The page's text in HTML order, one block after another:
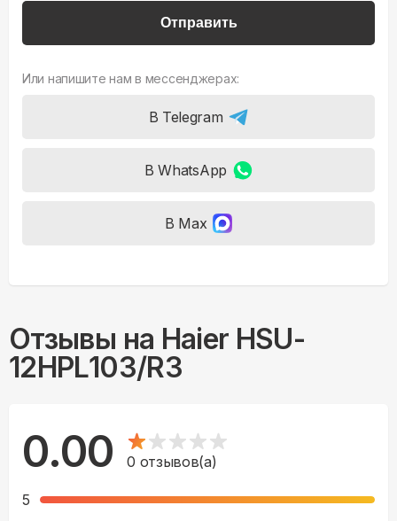
Отправить
Или напишите нам в мессенджерах:
В Telegram
В WhatsApp
В Max
Отзывы на Haier HSU-
12HPL103/R3
0.00 0 отзывов(а)
5